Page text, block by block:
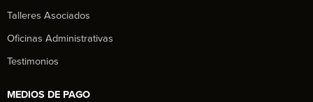
Talleres Asociados
Oficinas Administrativas
Testimonios
MEDIOS DE PAGO